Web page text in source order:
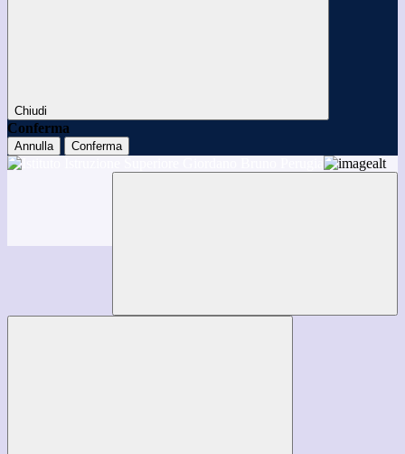
Chiudi
Conferma
Annulla Conferma